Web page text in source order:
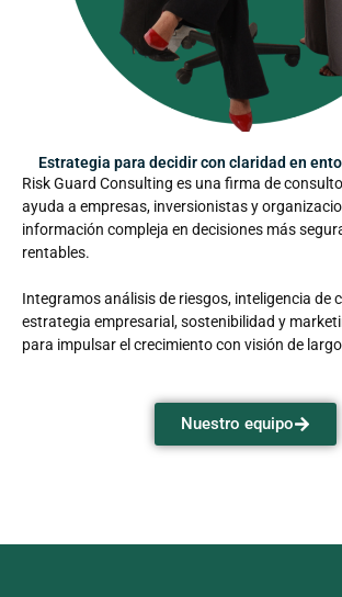
Estrategia para decidir con claridad en
Risk Guard Consulting es una firma de
ayuda a empresas, inversionistas y
información compleja en decisiones más
rentables.
Integramos análisis de riesgos, inteligencia de
estrategia empresarial, sostenibilidad y
para impulsar el crecimiento con visión de
Nuestro equipo